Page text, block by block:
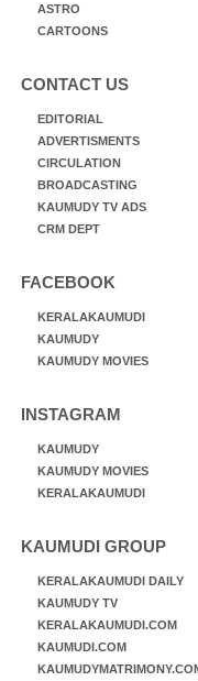
ASTRO
CARTOONS
CONTACT US
EDITORIAL
ADVERTISMENTS
CIRCULATION
BROADCASTING
KAUMUDY TV ADS
CRM DEPT
FACEBOOK
KERALAKAUMUDI
KAUMUDY
KAUMUDY MOVIES
INSTAGRAM
KAUMUDY
KAUMUDY MOVIES
KERALAKAUMUDI
KAUMUDI GROUP
KERALAKAUMUDI DAILY
KAUMUDY TV
KERALAKAUMUDI.COM
KAUMUDI.COM